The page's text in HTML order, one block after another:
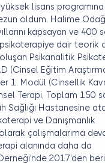
lisans programına
oldum. Halime Odağ
kapsayan ve 400
dair teorik
Psikanalitik
(Cinsel Eğitim
1. Modül (Cinsellik
Terapi, Toplam 150
Sağlığı Hastanesine
ve Danışmanlık
çalışmalarıma
alanında daha da
2017'den